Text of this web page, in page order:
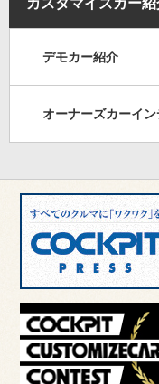
カスタマイズカー紹
デモカー紹介
オーナーズカーイン